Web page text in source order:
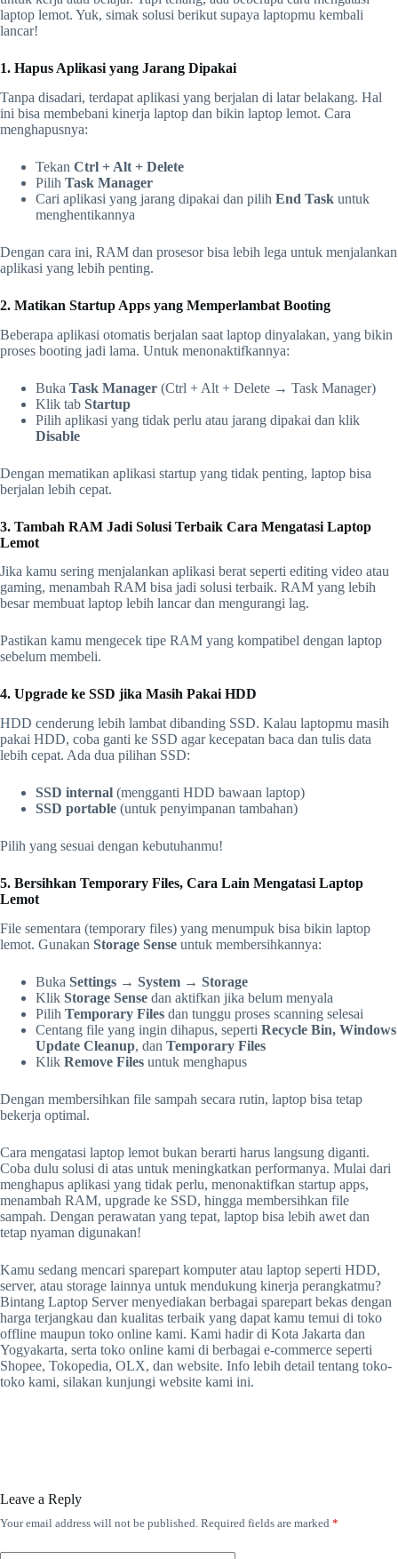
laptop lemot. Yuk, simak solusi berikut supaya laptopmu kembali
lancar!
1. Hapus Aplikasi yang Jarang Dipakai
Tanpa disadari, terdapat aplikasi yang berjalan di latar belakang. Hal
ini bisa membebani kinerja laptop dan bikin laptop lemot. Cara
menghapusnya:
Tekan Ctrl + Alt + Delete
Pilih Task Manager
Cari aplikasi yang jarang dipakai dan pilih End Task untuk
menghentikannya
Dengan cara ini, RAM dan prosesor bisa lebih lega untuk menjalankan
aplikasi yang lebih penting.
2. Matikan Startup Apps yang Memperlambat Booting
Beberapa aplikasi otomatis berjalan saat laptop dinyalakan, yang bikin
proses booting jadi lama. Untuk menonaktifkannya:
Buka Task Manager (Ctrl + Alt + Delete → Task Manager)
Klik tab Startup
Pilih aplikasi yang tidak perlu atau jarang dipakai dan klik
Disable
Dengan mematikan aplikasi startup yang tidak penting, laptop bisa
berjalan lebih cepat.
3. Tambah RAM Jadi Solusi Terbaik Cara Mengatasi Laptop
Lemot
Jika kamu sering menjalankan aplikasi berat seperti editing video atau
gaming, menambah RAM bisa jadi solusi terbaik. RAM yang lebih
besar membuat laptop lebih lancar dan mengurangi lag.
Pastikan kamu mengecek tipe RAM yang kompatibel dengan laptop
sebelum membeli.
4. Upgrade ke SSD jika Masih Pakai HDD
HDD cenderung lebih lambat dibanding SSD. Kalau laptopmu masih
pakai HDD, coba ganti ke SSD agar kecepatan baca dan tulis data
lebih cepat. Ada dua pilihan SSD:
SSD internal (mengganti HDD bawaan laptop)
SSD portable (untuk penyimpanan tambahan)
Pilih yang sesuai dengan kebutuhanmu!
5. Bersihkan Temporary Files, Cara Lain Mengatasi Laptop
Lemot
File sementara (temporary files) yang menumpuk bisa bikin laptop
lemot. Gunakan Storage Sense untuk membersihkannya:
Buka Settings → System → Storage
Klik Storage Sense dan aktifkan jika belum menyala
Pilih Temporary Files dan tunggu proses scanning selesai
Centang file yang ingin dihapus, seperti Recycle Bin, Windows
Update Cleanup, dan Temporary Files
Klik Remove Files untuk menghapus
Dengan membersihkan file sampah secara rutin, laptop bisa tetap
bekerja optimal.
Cara mengatasi laptop lemot bukan berarti harus langsung diganti.
Coba dulu solusi di atas untuk meningkatkan performanya. Mulai dari
menghapus aplikasi yang tidak perlu, menonaktifkan startup apps,
menambah RAM, upgrade ke SSD, hingga membersihkan file
sampah. Dengan perawatan yang tepat, laptop bisa lebih awet dan
tetap nyaman digunakan!
Kamu sedang mencari sparepart komputer atau laptop seperti HDD,
server, atau storage lainnya untuk mendukung kinerja perangkatmu?
Bintang Laptop Server menyediakan berbagai sparepart bekas dengan
harga terjangkau dan kualitas terbaik yang dapat kamu temui di toko
offline maupun toko online kami. Kami hadir di Kota Jakarta dan
Yogyakarta, serta toko online kami di berbagai e-commerce seperti
Shopee, Tokopedia, OLX, dan website. Info lebih detail tentang toko-
toko kami, silakan kunjungi website kami ini.
Leave a Reply
Your email address will not be published. Required fields are marked *